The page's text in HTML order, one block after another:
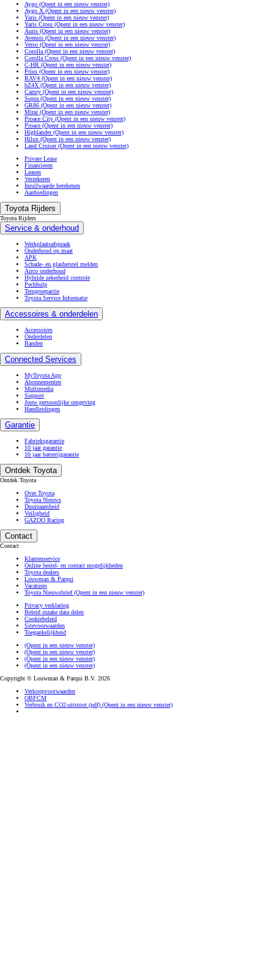
Aygo (Opent in een nieuw venster)
Aygo X (Opent in een nieuw venster)
Yaris (Opent in een nieuw venster)
Yaris Cross (Opent in een nieuw venster)
Auris (Opent in een nieuw venster)
Avensis (Opent in een nieuw venster)
Verso (Opent in een nieuw venster)
Corolla (Opent in een nieuw venster)
Corolla Cross (Opent in een nieuw venster)
C-HR (Opent in een nieuw venster)
Prius (Opent in een nieuw venster)
RAV4 (Opent in een nieuw venster)
bZ4X (Opent in een nieuw venster)
Camry (Opent in een nieuw venster)
Supra (Opent in een nieuw venster)
GR86 (Opent in een nieuw venster)
Mirai (Opent in een nieuw venster)
Proace City (Opent in een nieuw venster)
Proace (Opent in een nieuw venster)
Highlander(Opent in een nieuw venster)
Hilux (Opent in een nieuw venster)
Land Cruiser(Opent in een nieuw venster)
Private Lease
Financieren
Leasen
Verzekeren
Inruilwaarde berekenen
Aanbiedingen
Toyota Rijders
Toyota Rijders
Service & onderhoud
Werkplaatsafspraak
Onderhoud op maat
APK
Schade- en glasherstel melden
Airco onderhoud
Hybride zekerheid controle
Pechhulp
Terugroepactie
Toyota Service Informatie
Accessoires & onderdelen
Accessoires
Onderdelen
Banden
Connected Services
MyToyota App
Abonnementen
Multimedia
Support
Jouw persoonlijke omgeving
Handleidingen
Garantie
Fabrieksgarantie
10 jaar garantie
10 jaar batterijgarantie
Ontdek Toyota
Ontdek Toyota
Over Toyota
Toyota Nieuws
Duurzaamheid
Veiligheid
GAZOO Racing
Contact
Contact
Klantenservice
Online bestel- en contact mogelijkheden
Toyota dealers
Louwman & Parqui
Vacatures
Toyota Nieuwsbrief(Opent in een nieuw venster)
Privacy verklaring
Beleid inzake data delen
Cookiebeleid
Sitevoorwaarden
Toegankelijkheid
(Opent in een nieuw venster)
(Opent in een nieuw venster)
(Opent in een nieuw venster)
(Opent in een nieuw venster)
Copyright © Louwman & Parqui B.V. 2026
Verkoopvoorwaarden
OBFCM
Verbruik en CO2-uitstoot (pdf) (Opent in een nieuw venster)